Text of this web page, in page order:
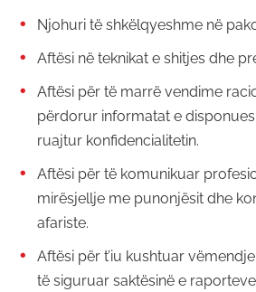
Njohuri të shkëlqyeshme në
Aftësi në teknikat e shitjes dhe
Aftësi për të marrë vendime
përdorur informatat e
ruajtur konfidencialitetin.
Aftësi për të komunikuar
mirësjellje me punonjësit dhe
afariste.
Aftësi për t’iu kushtuar
të siguruar saktësinë e